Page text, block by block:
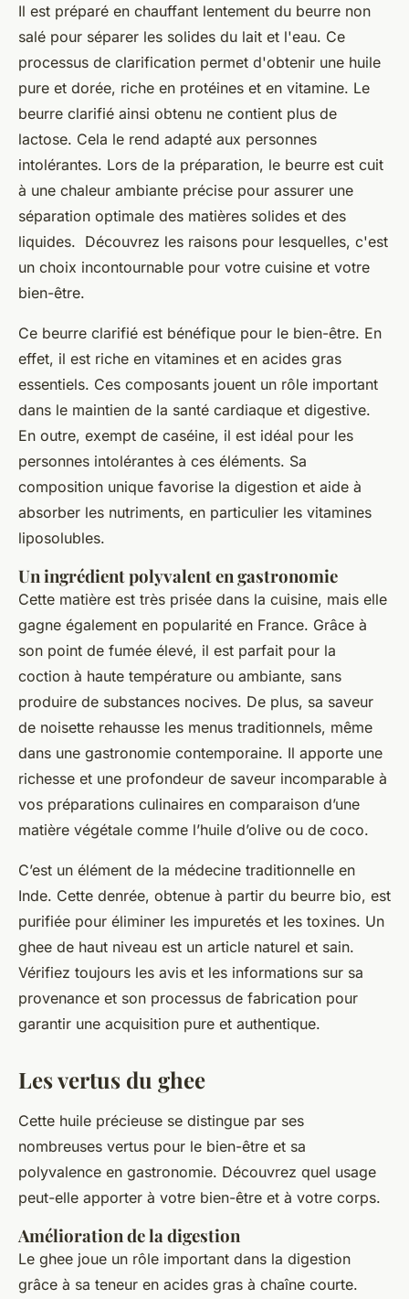
Il est préparé en chauffant lentement du beurre non
salé pour séparer les solides du lait et l'eau. Ce
processus de clarification permet d'obtenir une huile
pure et dorée, riche en protéines et en vitamine. Le
beurre clarifié ainsi obtenu ne contient plus de
lactose. Cela le rend adapté aux personnes
intolérantes. Lors de la préparation, le beurre est cuit
à une chaleur ambiante précise pour assurer une
séparation optimale des matières solides et des
liquides. Découvrez les raisons pour lesquelles, c'est
un choix incontournable pour votre cuisine et votre
bien-être.
Ce beurre clarifié est bénéfique pour le bien-être. En
effet, il est riche en vitamines et en acides gras
essentiels. Ces composants jouent un rôle important
dans le maintien de la santé cardiaque et digestive.
En outre, exempt de caséine, il est idéal pour les
personnes intolérantes à ces éléments. Sa
composition unique favorise la digestion et aide à
absorber les nutriments, en particulier les vitamines
liposolubles.
Un ingrédient polyvalent en gastronomie
Cette matière est très prisée dans la cuisine, mais elle
gagne également en popularité en France. Grâce à
son point de fumée élevé, il est parfait pour la
coction à haute température ou ambiante, sans
produire de substances nocives. De plus, sa saveur
de noisette rehausse les menus traditionnels, même
dans une gastronomie contemporaine. Il apporte une
richesse et une profondeur de saveur incomparable à
vos préparations culinaires en comparaison d’une
matière végétale comme l’huile d’olive ou de coco.
C’est un élément de la médecine traditionnelle en
Inde. Cette denrée, obtenue à partir du beurre bio, est
purifiée pour éliminer les impuretés et les toxines. Un
ghee de haut niveau est un article naturel et sain.
Vérifiez toujours les avis et les informations sur sa
provenance et son processus de fabrication pour
garantir une acquisition pure et authentique.
Les vertus du ghee
Cette huile précieuse se distingue par ses
nombreuses vertus pour le bien-être et sa
polyvalence en gastronomie. Découvrez quel usage
peut-elle apporter à votre bien-être et à votre corps.
Amélioration de la digestion
Le ghee joue un rôle important dans la digestion
grâce à sa teneur en acides gras à chaîne courte.